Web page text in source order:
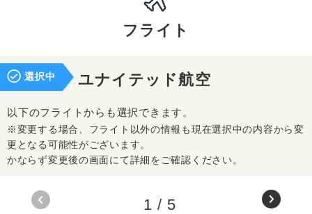
フライト
選択中 ユナイテッド航空
以下のフライトからも選択できます。
※変更する場合、フライト以外の情報も現在選択中の内容から変
更となる可能性がございます。
かならず変更後の画面にて詳細をご確認ください。
1 / 5